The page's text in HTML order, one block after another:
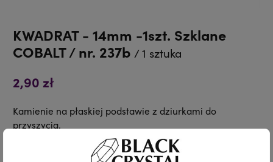
KWADRAT - 14mm -1szt. Szklane
COBALT / nr. 237b / 1 sztuka
2,90 zł
Kamienie na płaskiej podstawie z dziurkami do
przyszycia.